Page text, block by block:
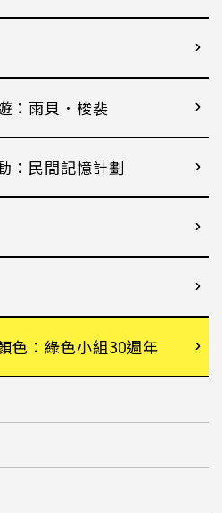
：雨貝．梭裴
：民間記憶計劃
色：綠色小組30週年